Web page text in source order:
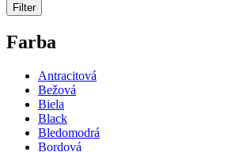
Filter
Farba
Antracitová
Bežová
Biela
Black
Bledomodrá
Bordová